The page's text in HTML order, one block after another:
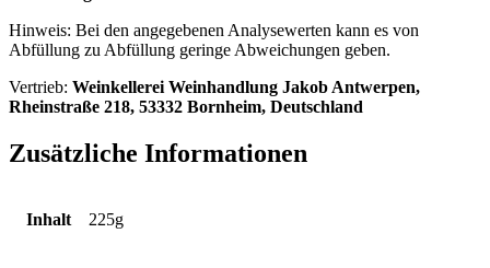
Hinweis: Bei den angegebenen Analysewerten kann es von
Abfüllung zu Abfüllung geringe Abweichungen geben.
Vertrieb: Weinkellerei Weinhandlung Jakob Antwerpen,
Rheinstraße 218, 53332 Bornheim, Deutschland
Zusätzliche Informationen
Inhalt 225g